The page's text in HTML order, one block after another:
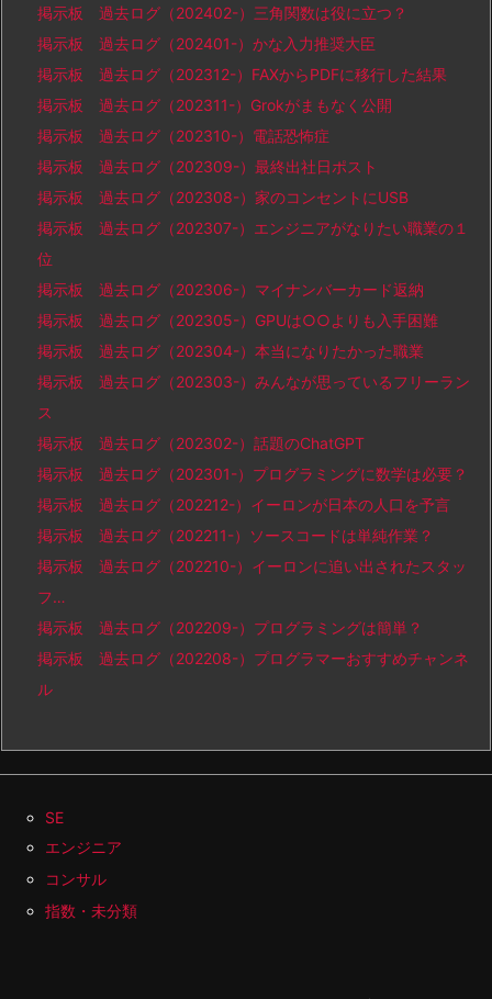
掲示板 過去ログ（202402-）三角関数は役に立つ？
掲示板 過去ログ（202401-）かな入力推奨大臣
掲示板 過去ログ（202312-）FAXからPDFに移行した結果
掲示板 過去ログ（202311-）Grokがまもなく公開
掲示板 過去ログ（202310-）電話恐怖症
掲示板 過去ログ（202309-）最終出社日ポスト
掲示板 過去ログ（202308-）家のコンセントにUSB
掲示板 過去ログ（202307-）エンジニアがなりたい職業の１
位
掲示板 過去ログ（202306-）マイナンバーカード返納
掲示板 過去ログ（202305-）GPUは○○よりも入手困難
掲示板 過去ログ（202304-）本当になりたかった職業
掲示板 過去ログ（202303-）みんなが思っているフリーラン
ス
掲示板 過去ログ（202302-）話題のChatGPT
掲示板 過去ログ（202301-）プログラミングに数学は必要？
掲示板 過去ログ（202212-）イーロンが日本の人口を予言
掲示板 過去ログ（202211-）ソースコードは単純作業？
掲示板 過去ログ（202210-）イーロンに追い出されたスタッ
フ…
掲示板 過去ログ（202209-）プログラミングは簡単？
掲示板 過去ログ（202208-）プログラマーおすすめチャンネ
ル
SE
エンジニア
コンサル
指数・未分類